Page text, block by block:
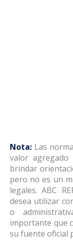
Nota: Las
valor agregado
brindar
pero no es un
legales. ABC
desea utilizar
o
importante que
su fuente oficial